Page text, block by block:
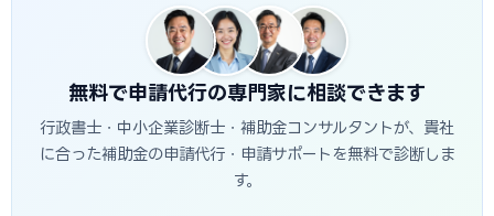
入金まで半年〜1年程度かかるのが一般的です。守口市独自の
補助金は予算上限に達し次第終了する場合があるため、早め
の相談・申請が有利です。
無料で申請代行の専門家に相談できます
行政書士・中小企業診断士・補助金コンサルタントが、貴社
に合った補助金の申請代行・申請サポートを無料で診断しま
す。